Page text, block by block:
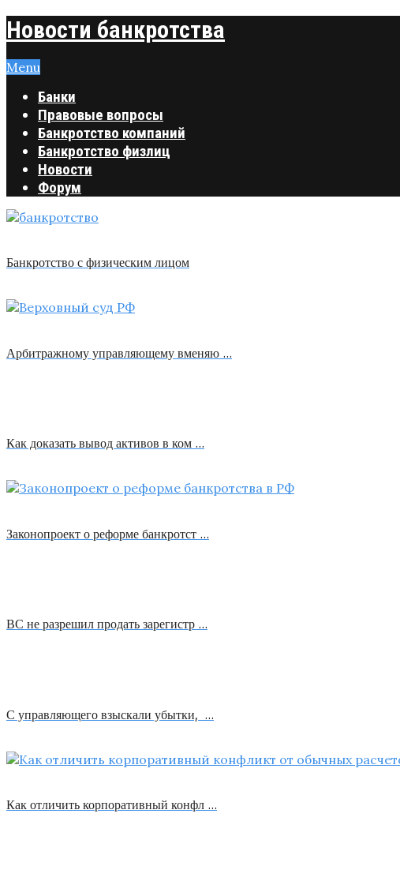
Новости банкротства
Menu
Банки
Правовые вопросы
Банкротство компаний
Банкротство физлиц
Новости
Форум
Банкротство с физическим лицом
Арбитражному управляющему вменяю …
Как доказать вывод активов в ком …
Законопроект о реформе банкротст …
ВС не разрешил продать зарегистр …
С управляющего взыскали убытки, …
Как отличить корпоративный конфл …